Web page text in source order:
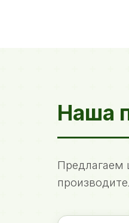
Наша
Предлагаем